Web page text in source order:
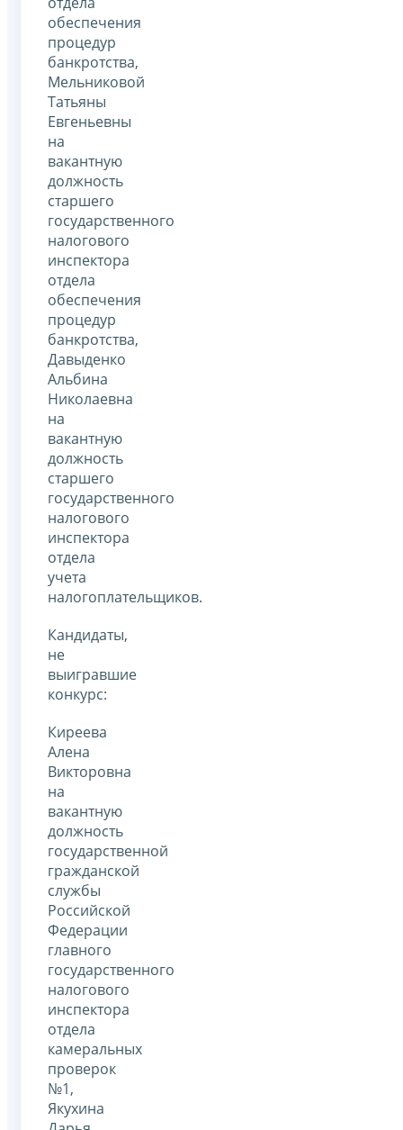
обеспечения
процедур
банкротства,
Мельниковой
Татьяны
Евгеньевны
на
вакантную
должность
старшего
государственного
налогового
инспектора
отдела
обеспечения
процедур
банкротства,
Давыденко
Альбина
Николаевна
на
вакантную
должность
старшего
государственного
налогового
инспектора
отдела
учета
налогоплательщиков.
Кандидаты,
не
выигравшие
конкурс:
Киреева
Алена
Викторовна
на
вакантную
должность
государственной
гражданской
службы
Российской
Федерации
главного
государственного
налогового
инспектора
отдела
камеральных
проверок
№1,
Якухина